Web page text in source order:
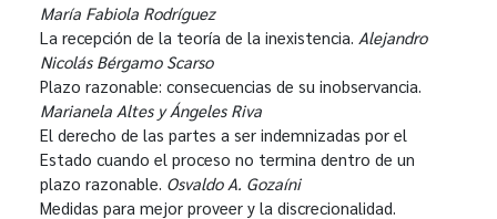
María Fabiola Rodríguez
La recepción de la teoría de la inexistencia. Alejandro
Nicolás Bérgamo Scarso
Plazo razonable: consecuencias de su inobservancia.
Marianela Altes y Ángeles Riva
El derecho de las partes a ser indemnizadas por el
Estado cuando el proceso no termina dentro de un
plazo razonable. Osvaldo A. Gozaíni
Medidas para mejor proveer y la discrecionalidad.